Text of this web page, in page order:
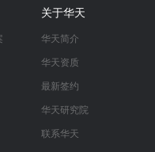
关于华天
华天简介
华天资质
最新签约
华天研究院
联系华天